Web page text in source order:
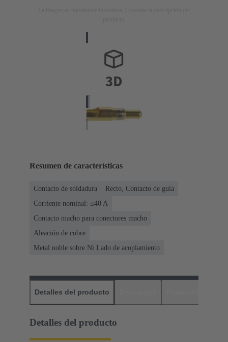
Resumen de características
Contacto de soldadura
Recto, Contacto de guía
Corriente nominal: ≤40 A
Contacto macho para conectores macho
Aleación de cobre
Metal noble sobre Ni Lado de acoplamiento
Detalles del producto
Detalles del producto